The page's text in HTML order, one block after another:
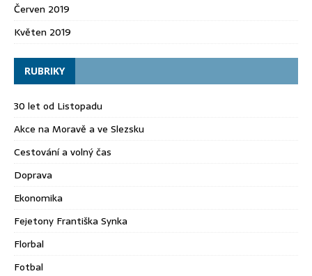
Červen 2019
Květen 2019
RUBRIKY
30 let od Listopadu
Akce na Moravě a ve Slezsku
Cestování a volný čas
Doprava
Ekonomika
Fejetony Františka Synka
Florbal
Fotbal